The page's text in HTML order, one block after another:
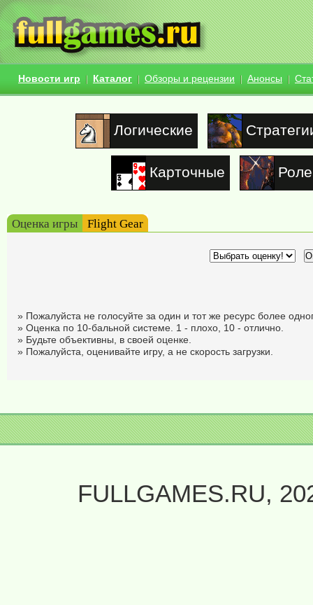
Новости игр Каталог Обзоры и рецензии Анонсы
Логические
Карточные
Оценка игры Flight Gear
» Пожалуйста не голосуйте за один и тот же ресурс более
» Оценка по 10-бальной системе. 1 - плохо, 10 - отлично.
» Будьте объективны, в своей оценке.
» Пожалуйста, оценивайте игру, а не скорость загрузки.
FULLGAMES.RU,